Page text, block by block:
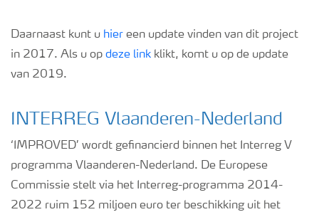
Daarnaast kunt u hier een update vinden van dit project
in 2017. Als u op deze link klikt, komt u op de update
van 2019.
INTERREG Vlaanderen-Nederland
‘IMPROVED’ wordt gefinancierd binnen het Interreg V
programma Vlaanderen-Nederland. De Europese
Commissie stelt via het Interreg-programma 2014-
2022 ruim 152 miljoen euro ter beschikking uit het